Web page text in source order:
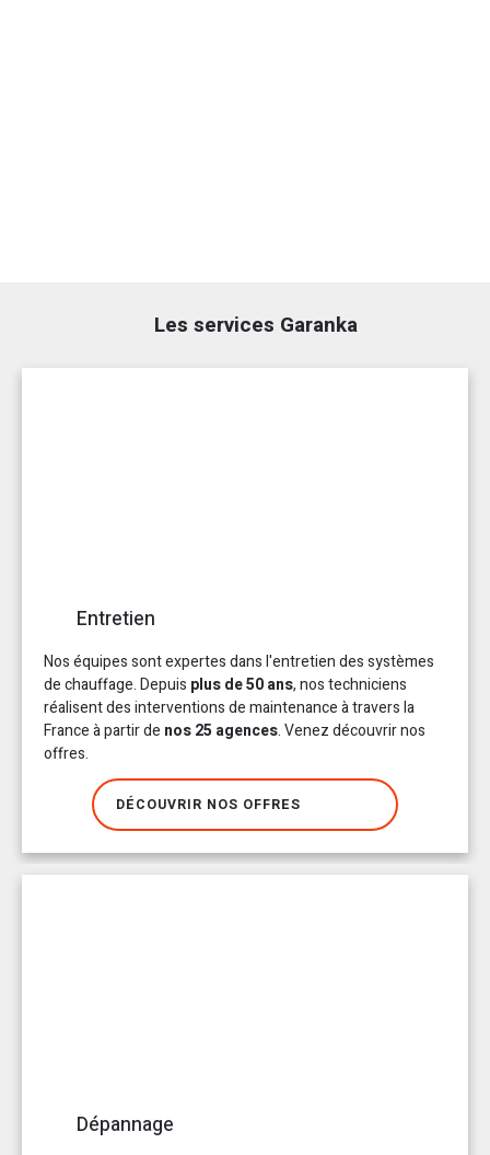
Les services Garanka
Entretien
Nos équipes sont expertes dans l'entretien des systèmes
de chauffage. Depuis plus de 50 ans, nos techniciens
réalisent des interventions de maintenance à travers la
France à partir de nos 25 agences. Venez découvrir nos
offres.
DÉCOUVRIR NOS OFFRES
Dépannage